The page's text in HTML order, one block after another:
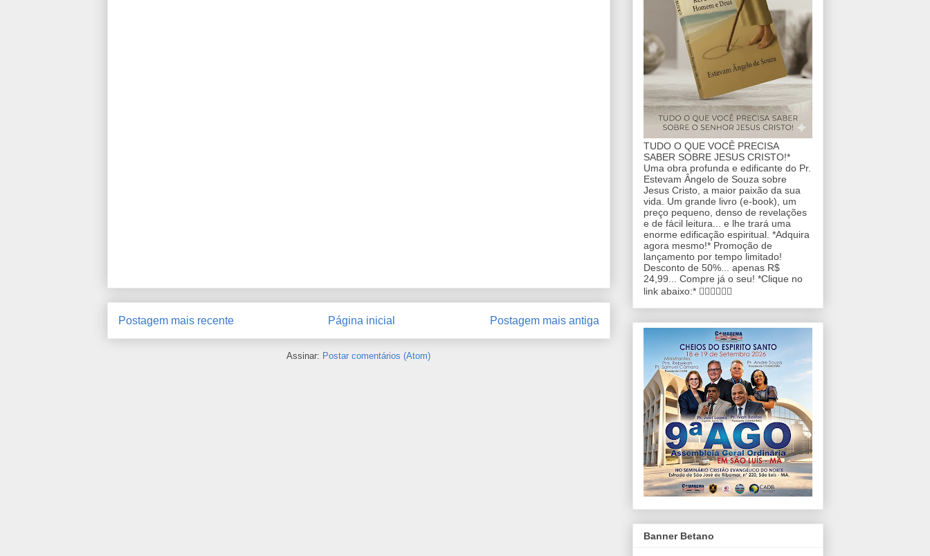
Postagem mais recente Postagem mais antiga
Página inicial
Assinar: Postar comentários (Atom)
TUDO O QUE VOCÊ PRECISA
SABER SOBRE JESUS CRISTO!*
Uma obra profunda e edificante do Pr.
Estevam Ângelo de Souza sobre
Jesus Cristo, a maior paixão da sua
vida. Um grande livro (e-book), um
preço pequeno, denso de revelações
e de fácil leitura... e lhe trará uma
enorme edificação espiritual. *Adquira
agora mesmo!* Promoção de
lançamento por tempo limitado!
Desconto de 50%... apenas R$
24,99... Compre já o seu! *Clique no
link abaixo:* 👇🏼👇🏼👇🏼
Banner Betano